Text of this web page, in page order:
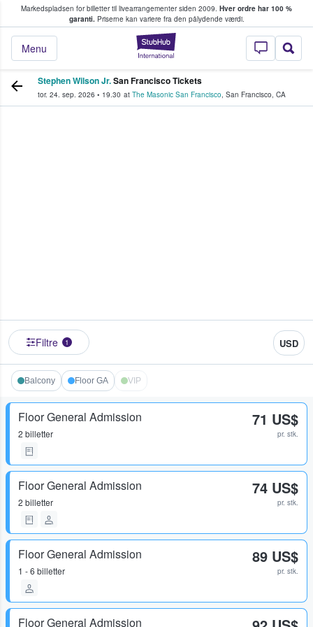
Markedspladsen for billetter til livearrangementer siden 2009. Hver ordre har 100 %
garanti.Priserne kan variere fra den pålydende værdi.
StubHub - Hvor
Menu
køber og sælger billetter
Stephen Wilson Jr.San Francisco Tickets
tor. 24. sep. 2026 • 19.30 at The Masonic San Francisco, San Francisco, CA
Filtre 1 USD
Balcony Floor GA VIP
Floor General Admission
2 billetter
71 US$
pr. stk.
Floor General Admission
2 billetter
74 US$
pr. stk.
Floor General Admission
1 - 6 billetter
89 US$
pr. stk.
Floor General Admission